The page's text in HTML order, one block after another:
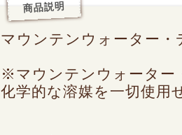
商品説明
マウンテンウォーター・
※マウンテンウォーター
化学的な溶媒を一切使用